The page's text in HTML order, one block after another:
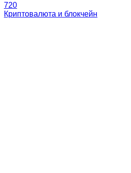
720
Криптовалюта и блокчейн